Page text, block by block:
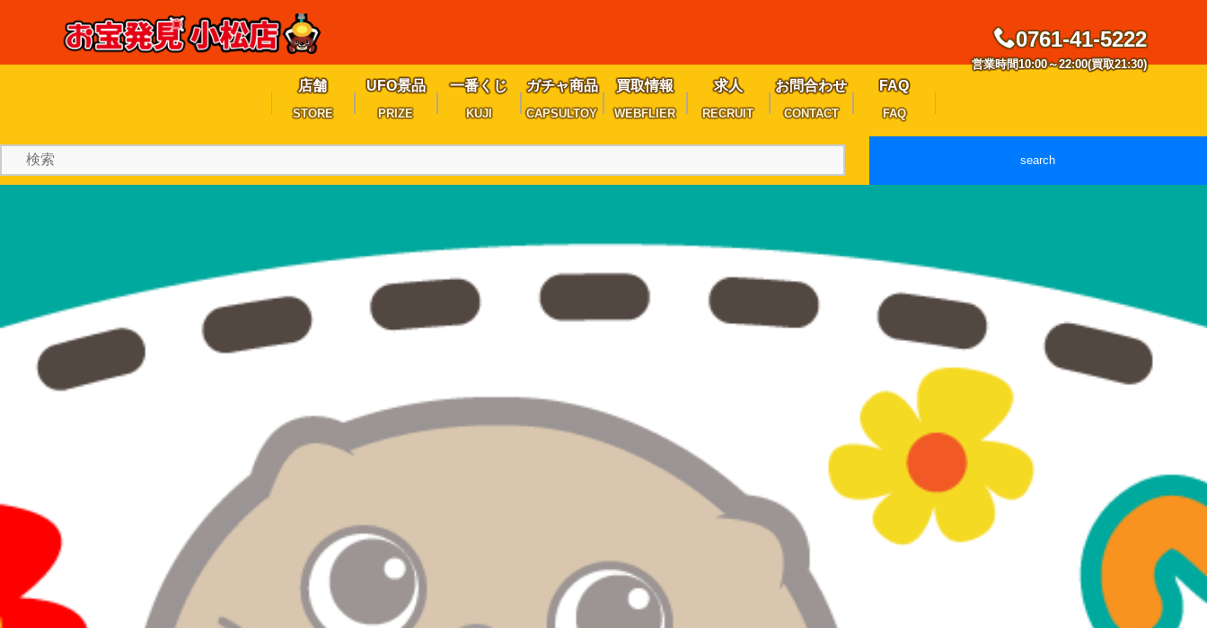
0761-41-5222
営業時間10:00～22:00(買取21:30)
店舗
STORE
UFO景品
PRIZE
一番くじ
KUJI
ガチャ商品
CAPSULTOY
買取情報
WEBFLIER
求人
RECRUIT
お問合わせ
CONTACT
FAQ
FAQ
search